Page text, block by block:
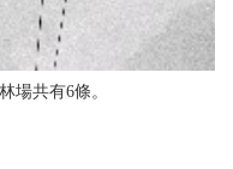
場共有6條。